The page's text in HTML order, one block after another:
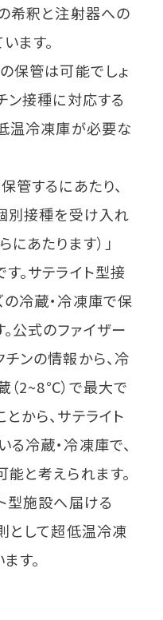
希釈と注射器への
ます。
保管は可能でしょ
ン接種に対応する
温冷凍庫が必要な
管するにあたり、
別接種を受け入れ
あたります）」
。サテライト型接
冷蔵・冷凍庫で保
公式のファイザー
ンの情報から、冷
（2~8℃）で最大で
から、サテライト
冷蔵・冷凍庫で、
と考えられます。
型施設へ届ける
として超低温冷凍
す。